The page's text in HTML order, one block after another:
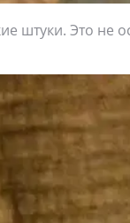
штуки. Это не